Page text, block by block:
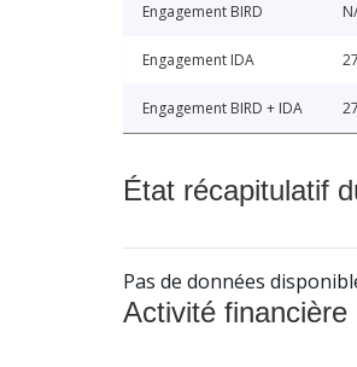
Engagement BIRD
Engagement IDA
Engagement BIRD + IDA
État récapitulatif
Pas de données
Activité